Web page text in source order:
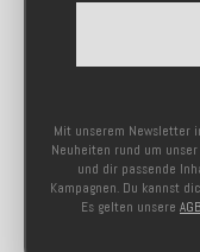
Mit unserem Newsletter
Neuheiten rund um
und dir passende
Kampagnen. Du kannst
Es gelten unsere AGB